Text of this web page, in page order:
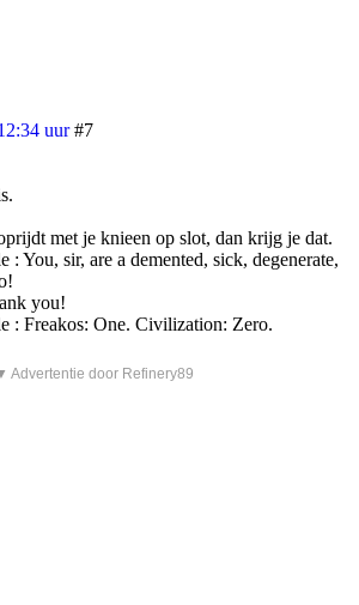
uur #7
met je knieen op slot, dan krijg je dat.
: You, sir, are a demented, sick, degenerate,
you!
: Freakos: One. Civilization: Zero.
Advertentie door Refinery89